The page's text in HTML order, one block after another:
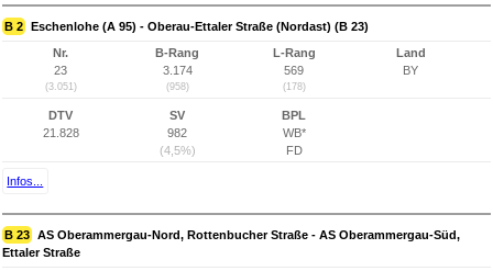
B 2 Eschenlohe (A 95) - Oberau-Ettaler Straße (Nordast) (B 23)
Nr.
23
(3.051)
B-Rang
3.174
(958)
L-Rang
569
(178)
Land
BY
DTV
21.828
SV
982
(4,5%)
BPL
WB*
FD
Infos...
B 23 AS Oberammergau-Nord, Rottenbucher Straße - AS Oberammergau-Süd,
Ettaler Straße